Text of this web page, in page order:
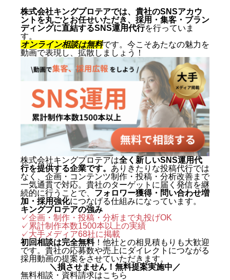
市生まれ。10代からSNSマーケテ
ィングの最前線に立ち、ショート
動画を軸にした集客・ブランディ
ングを専門とする。SNS運用代行
およびショート動画制作では累計
1,500本以上を手がけ、再生され
る動画の型と、フォロワーを「指
名・来店・売上」へ変える設計に
定評がある。 キャリアの原点は、
札幌でも有数のAI先進企業・株式
会社エグゼクティブマーケティン
グジャパン。執行役員を2年間務
め、AIO対策（AI検索最適化）を
はじめとする最先端のAIマーケテ
ィングを実戦の現場で体得した。
2024年に株式会社キングプロテア
を創業。 実績は数字で裏づけられ
ている。SNS運用代行事業では、
自社アカウントを「札幌 SNS運用
株式会社キングプロテアでは、貴社のSNSアカウ
ントを丸ごとお任せいただき、採用・集客・ブラン
ディングに直結するSNS運用代行を行っていま
す。
オンライン相談は無料です。今こそあたなの魅力を
動画で表現し、拡散しましょう！
株式会社キングプロテアは全く新しいSNS運用代
行を提供する企業です。 ありきたりな投稿代行では
なく、企画・コンテンツ制作・投稿・分析改善まで
一気通貫で対応。貴社のターゲットに届く発信を継
続的に行うことで、 フォロワー獲得・問い合わせ増
加・採用強化につなげる仕組みになっています。
キングプロテアの強み
✓企画・制作・投稿・分析まで丸投げOK
✓累計制作本数1500本以上の実績
✓大手メディア68社に掲載
初回相談は完全無料！他社との相見積もりも大歓迎
です。貴社の応募数や売上にダイレクトにつながる
採用動画の提案をさせていただきます。
＼損させません！無料提案実施中／
無料相談・資料請求はこちら